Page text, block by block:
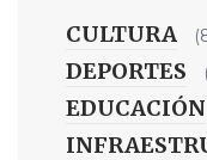
CULTURA
DEPORTES
EDUCACIÓN